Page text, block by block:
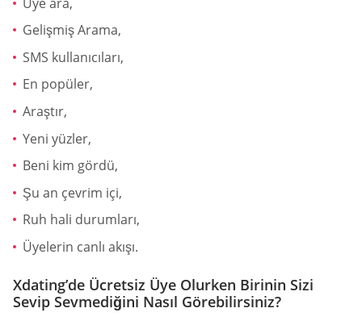
Gelişmiş Arama,
SMS kullanıcıları,
En popüler,
Araştır,
Yeni yüzler,
Beni kim gördü,
Şu an çevrim içi,
Ruh hali durumları,
Üyelerin canlı akışı.
Xdating’de Ücretsiz Üye Olurken Birinin Sizi
Sevip Sevmediğini Nasıl Görebilirsiniz?